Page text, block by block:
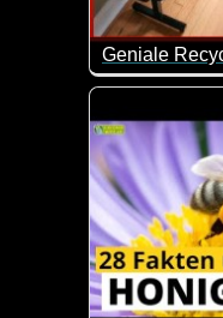
Wie immer